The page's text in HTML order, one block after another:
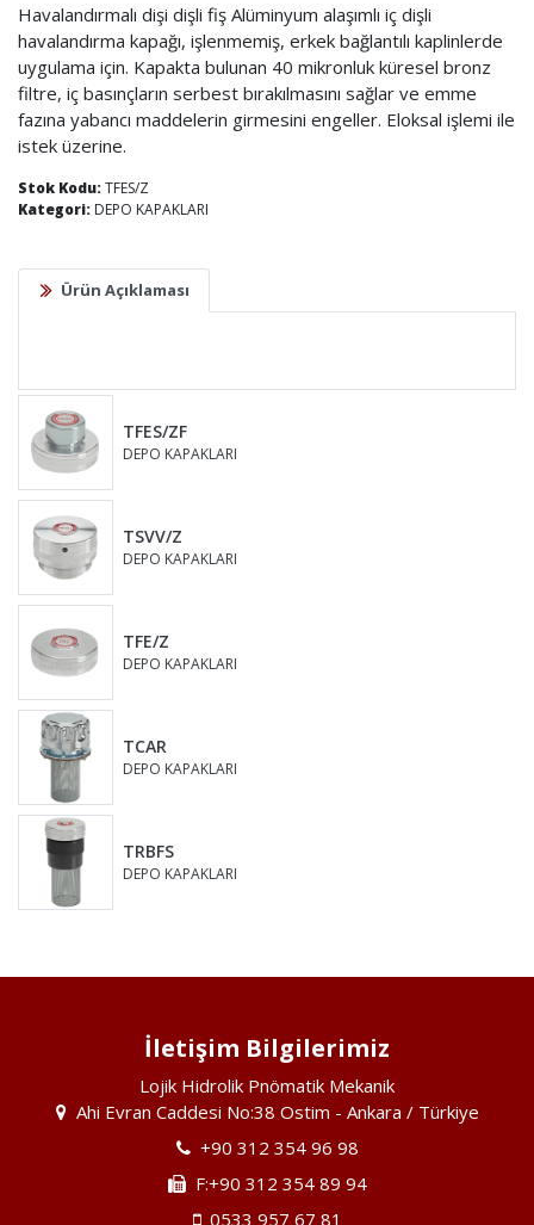
TFES/ZF
DEPO KAPAKLARI
TSVV/Z
DEPO KAPAKLARI
TFE/Z
DEPO KAPAKLARI
TCAR
DEPO KAPAKLARI
TRBFS
DEPO KAPAKLARI
Havalandırmalı dişi dişli fiş Alüminyum alaşımlı iç dişli
havalandırma kapağı, işlenmemiş, erkek bağlantılı kaplinlerde
uygulama için. Kapakta bulunan 40 mikronluk küresel bronz
filtre, iç basınçların serbest bırakılmasını sağlar ve emme
fazına yabancı maddelerin girmesini engeller. Eloksal işlemi ile
istek üzerine.
Stok Kodu:TFES/Z
Kategori: DEPO KAPAKLARI
Ürün Açıklaması
İletişim Bilgilerimiz
Lojik Hidrolik Pnömatik Mekanik
Ahi Evran Caddesi No:38 Ostim - Ankara / Türkiye
+90 312 354 96 98
F:+90 312 354 89 94
0533 957 67 81